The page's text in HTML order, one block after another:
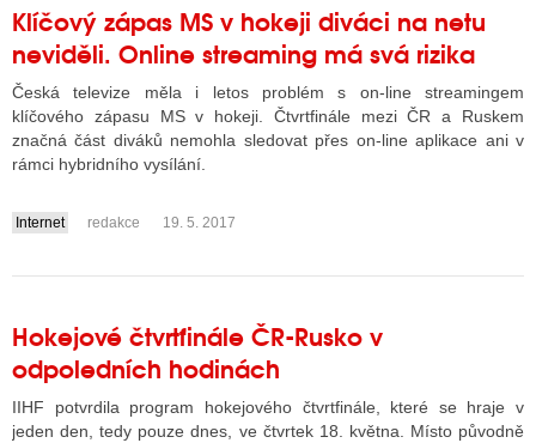
Klíčový zápas MS v hokeji diváci na netu
neviděli. Online streaming má svá rizika
Česká televize měla i letos problém s on-line streamingem
klíčového zápasu MS v hokeji. Čtvrtfinále mezi ČR a Ruskem
značná část diváků nemohla sledovat přes on-line aplikace ani v
rámci hybridního vysílání.
....
Internet redakce 19. 5. 2017
Hokejové čtvrtfinále ČR-Rusko v
odpoledních hodinách
IIHF potvrdila program hokejového čtvrtfinále, které se hraje v
jeden den, tedy pouze dnes, ve čtvrtek 18. května. Místo původně